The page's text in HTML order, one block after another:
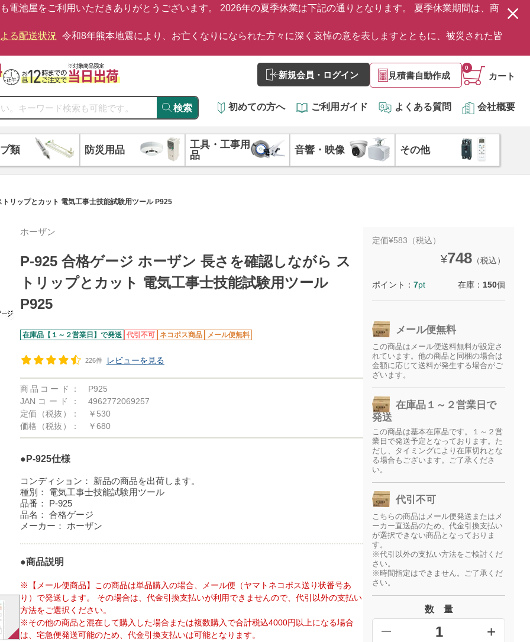
電池屋をご利用いただきありがとうございます。 2026年の夏季休業は下記の通りとなります。 夏季休業期間は、商
る配送状況 令和8年熊本地震により、お亡くなりになられた方々に深く哀悼の意を表しますとともに、被災された皆
新規会員・ログイン 見積書自動作成 カート
0
検索 初めての方へ ご利用ガイド よくある質問 会社概要
類 防災用品
工具・工事用
品
音響・映像 その他
リップとカット 電気工事士技能試験用ツール P925
ホーザン
P-925 合格ゲージ ホーザン 長さを確認しながら ス
トリップとカット 電気工事士技能試験用ツール
P925
在庫品【１～２営業日】で発送 代引不可 ネコポス商品 メール便無料
226件 レビューを見る
商品コード：
P925
JANコード：
4962772069257
定価（税抜）：
￥530
価格（税抜）：
￥680
●P-925仕様
コンディション：
新品の商品を出荷します。
種別：
電気工事士技能試験用ツール
品番：
P-925
品名： 合格ゲージ
メーカー：
ホーザン
●商品説明
※【メール便商品】この商品は単品購入の場合、メール便（ヤマトネコポス送り状番号あ
り）で発送します。 その場合は、代金引換支払いが利用できませんので、代引以外の支払い
方法をご選択ください。
※その他の商品と混在して購入した場合または複数購入で合計税込4000円以上になる場合
は、宅急便発送可能のため、代金引換支払いは可能となります。
定価¥583（税込）
¥748 （税込）
ポイント：7pt 在庫： 150個
メール便無料
この商品はメール便送料無料が設定さ
れています。他の商品と同梱の場合は
金額に応じて送料が発生する場合がご
ざいます。
在庫品１～２営業日で
発送
この商品は基本在庫品です。１～２営
業日で発送予定となっております。た
だし、タイミングにより在庫切れとな
る場合もございます。ご了承くださ
い。
代引不可
こちらの商品はメール便発送またはメ
ーカー直送品のため、代金引換支払い
が選択できない商品となっておりま
す。
※代引以外の支払い方法をご検討くだ
さい。
※時間指定はできません。ご了承くだ
さい。
数 量
━ +